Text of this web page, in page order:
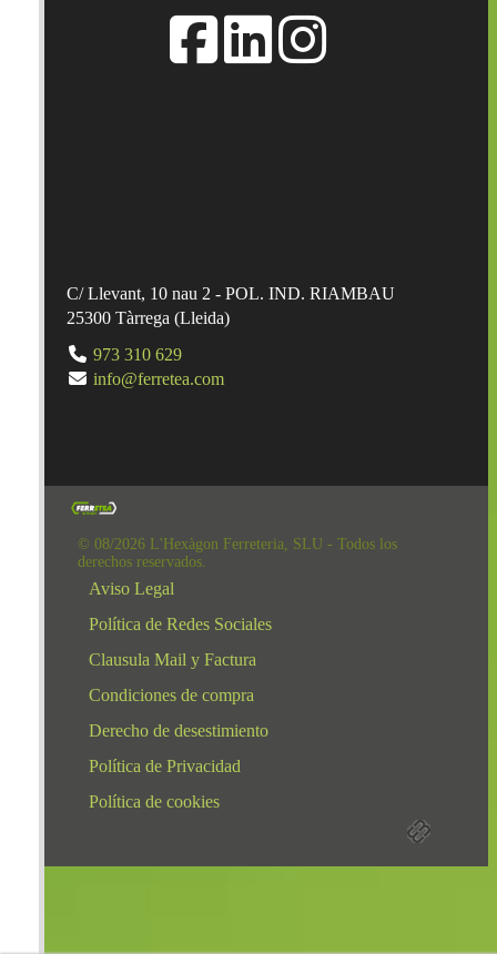
C/ Llevant, 10 nau 2 - POL. IND. RIAMBAU
25300 Tàrrega (Lleida)
973 310 629
info@ferretea.com
© 08/2026 L'Hexàgon Ferreteria, SLU - Todos los
derechos reservados.
Aviso Legal
Política de Redes Sociales
Clausula Mail y Factura
Condiciones de compra
Derecho de desestimiento
Política de Privacidad
Política de cookies